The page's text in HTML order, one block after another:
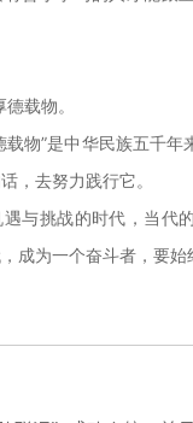
载物。
载物”是中华民族五千
，去努力践行它。
与挑战的时代，当代
成为一个奋斗者，要始